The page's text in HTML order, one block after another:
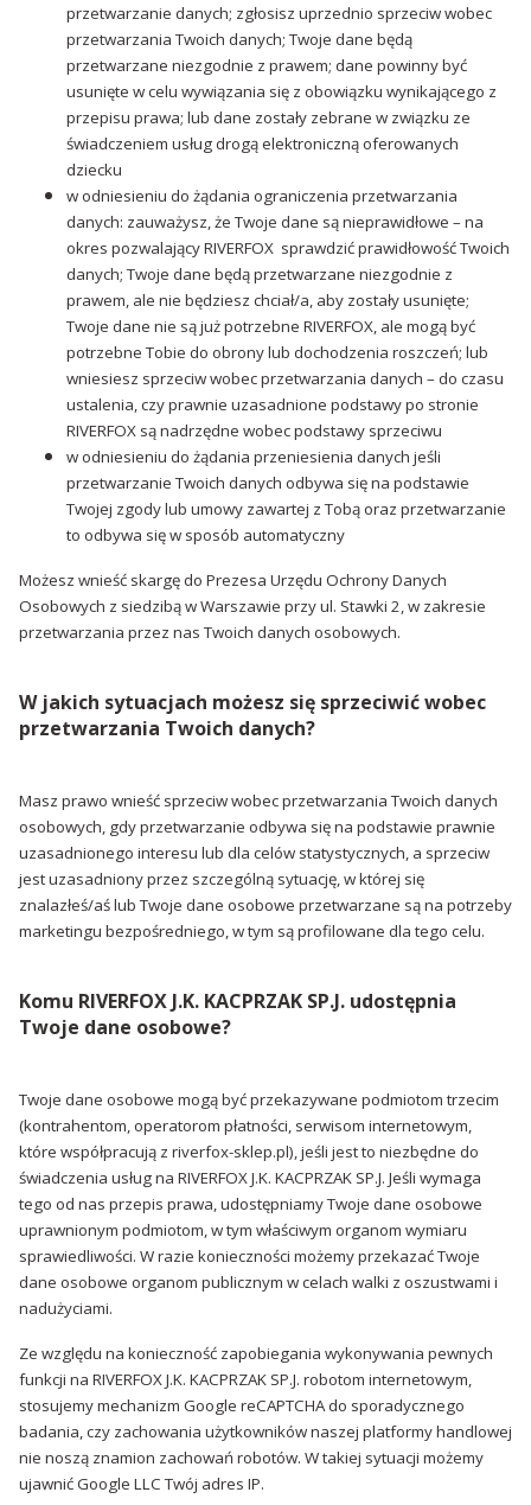
przetwarzanie danych; zgłosisz uprzednio sprzeciw wobec
przetwarzania Twoich danych; Twoje dane będą
przetwarzane niezgodnie z prawem; dane powinny być
usunięte w celu wywiązania się z obowiązku wynikającego z
przepisu prawa; lub dane zostały zebrane w związku ze
świadczeniem usług drogą elektroniczną oferowanych
dziecku
w odniesieniu do żądania ograniczenia przetwarzania
danych: zauważysz, że Twoje dane są nieprawidłowe – na
okres pozwalający RIVERFOX sprawdzić prawidłowość Twoich
danych; Twoje dane będą przetwarzane niezgodnie z
prawem, ale nie będziesz chciał/a, aby zostały usunięte;
Twoje dane nie są już potrzebne RIVERFOX, ale mogą być
potrzebne Tobie do obrony lub dochodzenia roszczeń; lub
wniesiesz sprzeciw wobec przetwarzania danych – do czasu
ustalenia, czy prawnie uzasadnione podstawy po stronie
RIVERFOX są nadrzędne wobec podstawy sprzeciwu
w odniesieniu do żądania przeniesienia danych jeśli
przetwarzanie Twoich danych odbywa się na podstawie
Twojej zgody lub umowy zawartej z Tobą oraz przetwarzanie
to odbywa się w sposób automatyczny
Możesz wnieść skargę do Prezesa Urzędu Ochrony Danych
Osobowych z siedzibą w Warszawie przy ul. Stawki 2, w zakresie
przetwarzania przez nas Twoich danych osobowych.
W jakich sytuacjach możesz się sprzeciwić wobec
przetwarzania Twoich danych?
Masz prawo wnieść sprzeciw wobec przetwarzania Twoich danych
osobowych, gdy przetwarzanie odbywa się na podstawie prawnie
uzasadnionego interesu lub dla celów statystycznych, a sprzeciw
jest uzasadniony przez szczególną sytuację, w której się
znalazłeś/aś lub Twoje dane osobowe przetwarzane są na potrzeby
marketingu bezpośredniego, w tym są profilowane dla tego celu.
Komu RIVERFOX J.K. KACPRZAK SP.J. udostępnia
Twoje dane osobowe?
Twoje dane osobowe mogą być przekazywane podmiotom trzecim
(kontrahentom, operatorom płatności, serwisom internetowym,
które współpracują z riverfox-sklep.pl), jeśli jest to niezbędne do
świadczenia usług na RIVERFOX J.K. KACPRZAK SP.J. Jeśli wymaga
tego od nas przepis prawa, udostępniamy Twoje dane osobowe
uprawnionym podmiotom, w tym właściwym organom wymiaru
sprawiedliwości. W razie konieczności możemy przekazać Twoje
dane osobowe organom publicznym w celach walki z oszustwami i
nadużyciami.
Ze względu na konieczność zapobiegania wykonywania pewnych
funkcji na RIVERFOX J.K. KACPRZAK SP.J. robotom internetowym,
stosujemy mechanizm Google reCAPTCHA do sporadycznego
badania, czy zachowania użytkowników naszej platformy handlowej
nie noszą znamion zachowań robotów. W takiej sytuacji możemy
ujawnić Google LLC Twój adres IP.